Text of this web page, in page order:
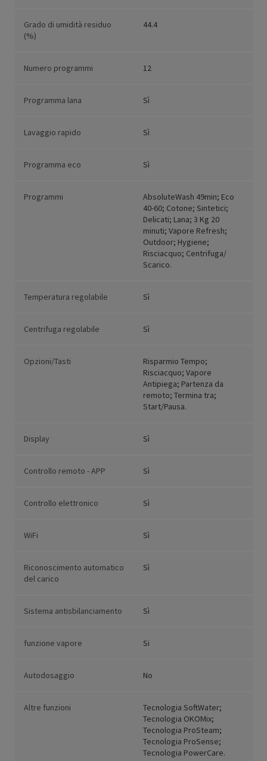
Grado di umidità residuo
(%)
44.4
Numero programmi 12
Programma lana Sì
Lavaggio rapido Sì
Programma eco Sì
Programmi
AbsoluteWash 49min; Eco
40-60; Cotone; Sintetici;
Delicati; Lana; 3 Kg 20
minuti; Vapore Refresh;
Outdoor; Hygiene;
Risciacquo; Centrifuga/
Scarico.
Temperatura regolabile Sì
Centrifuga regolabile Sì
Opzioni/Tasti
Risparmio Tempo;
Risciacquo; Vapore
Antipiega; Partenza da
remoto; Termina tra;
Start/Pausa.
Display Sì
Controllo remoto - APP Sì
Controllo elettronico Sì
WiFi Sì
Riconoscimento automatico
del carico
Sì
Sistema antisbilanciamento Sì
funzione vapore Si
Autodosaggio No
Altre funzioni
Tecnologia SoftWater;
Tecnologia OKOMix;
Tecnologia ProSteam;
Tecnologia ProSense;
Tecnologia PowerCare.